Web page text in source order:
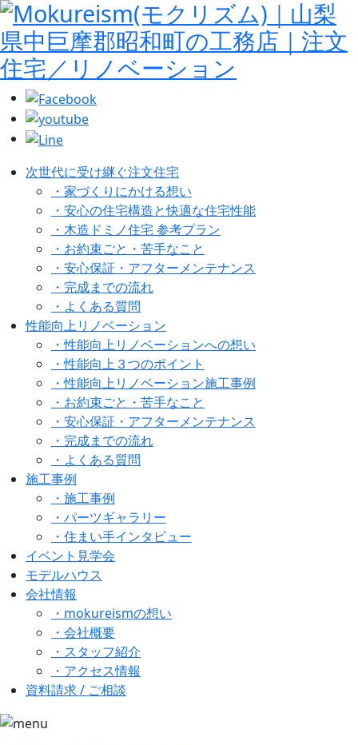
次世代に受け継ぐ注文住宅
・家づくりにかける想い
・安心の住宅構造と快適な住宅性能
・木造ドミノ住宅 参考プラン
・お約束ごと・苦手なこと
・安心保証・アフターメンテナンス
・完成までの流れ
・よくある質問
性能向上リノベーション
・性能向上リノベーションへの想い
・性能向上３つのポイント
・性能向上リノベーション施工事例
・お約束ごと・苦手なこと
・安心保証・アフターメンテナンス
・完成までの流れ
・よくある質問
施工事例
・施工事例
・パーツギャラリー
・住まい手インタビュー
イベント見学会
モデルハウス
会社情報
・mokureismの想い
・会社概要
・スタッフ紹介
・アクセス情報
資料請求 / ご相談